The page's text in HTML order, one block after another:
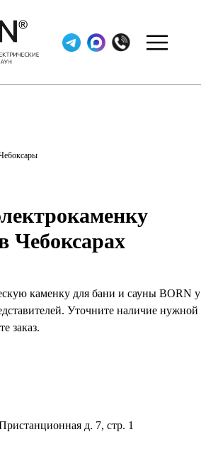
Чебоксарах
каменку для бани и сауны BORN у
Уточните наличие нужной
заказ.
д. 7, стр. 1